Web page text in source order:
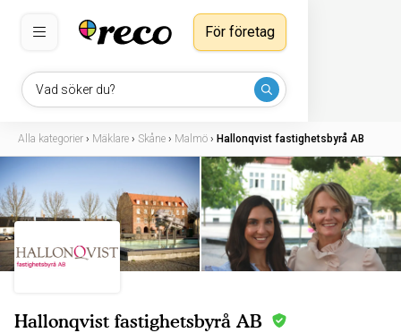
Vad söker du?
För företag
Alla kategorier › Mäklare › Skåne › Malmö › Hallonqvist fastighetsbyrå AB
Hallonqvist fastighetsbyrå AB